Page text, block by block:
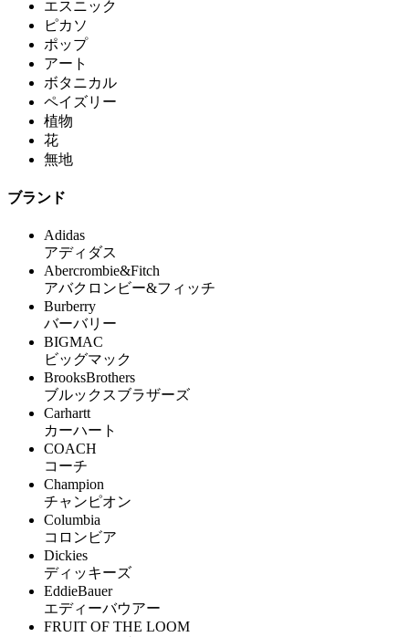
エスニック
ピカソ
ポップ
アート
ボタニカル
ペイズリー
植物
花
無地
ブランド
Adidas
アディダス
Abercrombie&Fitch
アバクロンビー&フィッチ
Burberry
バーバリー
BIGMAC
ビッグマック
BrooksBrothers
ブルックスブラザーズ
Carhartt
カーハート
COACH
コーチ
Champion
チャンピオン
Columbia
コロンビア
Dickies
ディッキーズ
EddieBauer
エディーバウアー
FRUIT OF THE LOOM